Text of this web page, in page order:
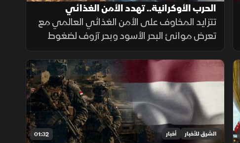
الحرب الأوكرانية.. تهدد الأمن الغذائي
العالمي
تتزايد المخاوف على الأمن الغذائي العالمي مع
تعرض موانئ البحر الأسود وبحر آزوف لضغوط
متصاعدة، ما يهدد صادرات الحبوب ويرفع تكاليف
الشحن والتأمين وأسعار الغذاء.
01:32 الشرق للأخبار أخبار